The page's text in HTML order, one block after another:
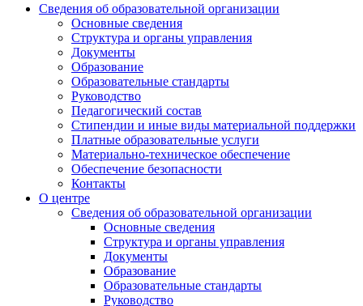
Сведения об образовательной организации
Основные сведения
Структура и органы управления
Документы
Образование
Образовательные стандарты
Руководство
Педагогический состав
Стипендии и иные виды материальной поддержки
Платные образовательные услуги
Материально-техническое обеспечение
Обеспечение безопасности
Контакты
О центре
Сведения об образовательной организации
Основные сведения
Структура и органы управления
Документы
Образование
Образовательные стандарты
Руководство